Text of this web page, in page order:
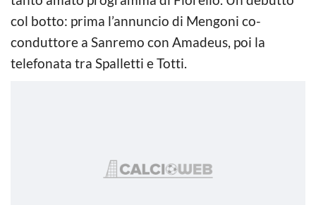
col botto: prima l’annuncio di Mengoni co-
conduttore a Sanremo con Amadeus, poi la
telefonata tra Spalletti e Totti.